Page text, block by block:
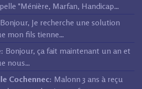
"Ménière, Marfan, Handicap…
Bonjour, Je recherche une solution
mon fils tienne…
Bonjour, ça fait maintenant un an et
nous…
Cochennec: Malonn 3 ans à reçu